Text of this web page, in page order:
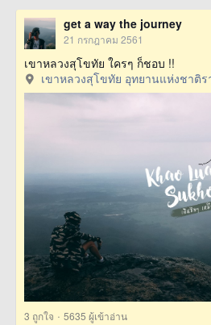
get a way the journey
21 กรกฎาคม 2561
เขาหลวงสุโขทัย ใครๆ ก็ชอบ !!
เขาหลวงสุโขทัย อุทยานแห่งชาติร
3 ถูกใจ · 5635 ผู้เข้าอ่าน